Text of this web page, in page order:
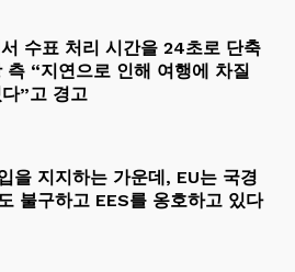
수표 처리 시간을 24초로 단축
측 “지연으로 인해 여행에 차질
”고 경고
을 지지하는 가운데, EU는 국경
불구하고 EES를 옹호하고 있다